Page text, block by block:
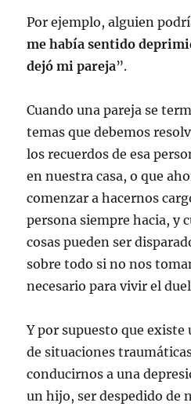
Por ejemplo, alguien
me había sentido
dejó mi pareja”.
Cuando una pareja se
temas que debemos
los recuerdos de esa
en nuestra casa, o que
comenzar a hacernos
persona siempre hacia, y
cosas pueden ser
sobre todo si no nos
necesario para vivir el
Y por supuesto que
de situaciones
conducirnos a una
un hijo, ser despedido de